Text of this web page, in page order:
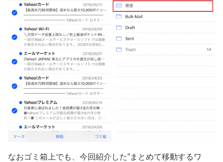
なおゴミ箱上でも、今回紹介した”まとめて移動するワ